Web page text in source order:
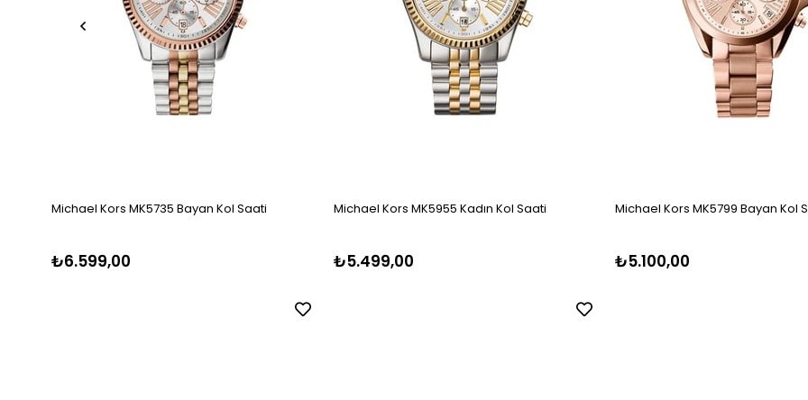
Michael Kors MK5735 Bayan Kol Saati
₺6.599,00
Michael Kors MK5955 Kadın Kol Saati
₺5.499,00
Michael Kors MK5799 Bayan Kol
₺5.100,00